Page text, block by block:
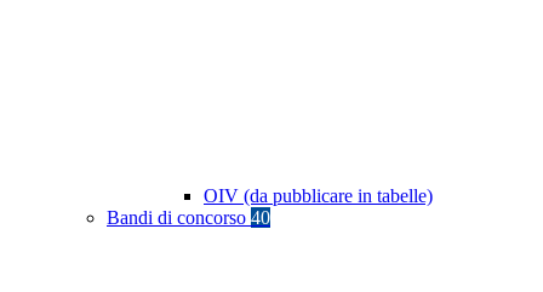
OIV (da pubblicare in tabelle)
Bandi di concorso 40